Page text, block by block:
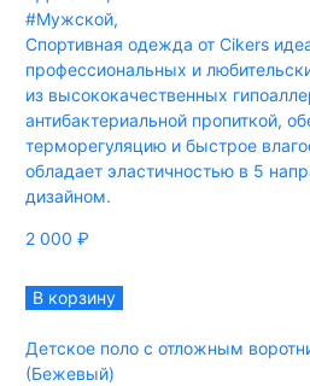
#Мужской,
Спортивная одежда от Cikers
профессиональных и
из высококачественных
антибактериальной пропиткой,
терморегуляцию и быстрое
обладает эластичностью в 5
дизайном.
2 000 ₽
В корзину
Детское поло с отложным
(Бежевый)